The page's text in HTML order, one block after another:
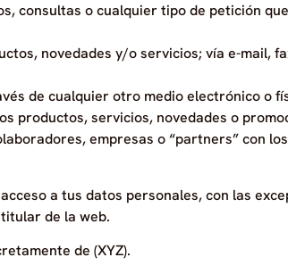
consultas o cualquier tipo de petición
novedades y/o servicios; vía e-mail,
de cualquier otro medio electrónico o
productos, servicios, novedades o
empresas o “partners” con
a tus datos personales, con las
de la web.
de (XYZ).